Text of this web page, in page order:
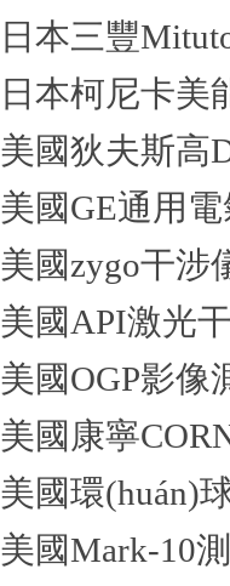
日本三豐
日本柯尼卡美
美國狄夫斯高
美國GE通用電
美國zygo干涉
美國API激光
美國OGP影像
美國康寧
美國環(huán)
美國Mark-10